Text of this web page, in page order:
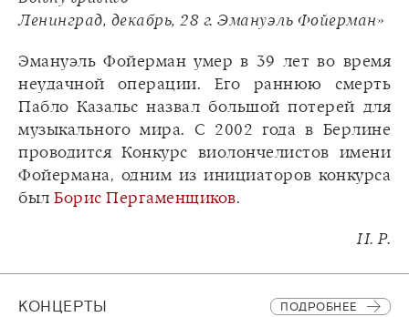
Ленинград, декабрь, 28 г. Эмануэль Фойерман»
Эмануэль Фойерман умер в 39 лет во время
неудачной операции. Его раннюю смерть
Пабло Казальс назвал большой потерей для
музыкального мира. С 2002 года в Берлине
проводится Конкурс виолончелистов имени
Фойермана, одним из инициаторов конкурса
был Борис Пергаменщиков.
И. Р.
КОНЦЕРТЫ ПОДРОБНЕЕ